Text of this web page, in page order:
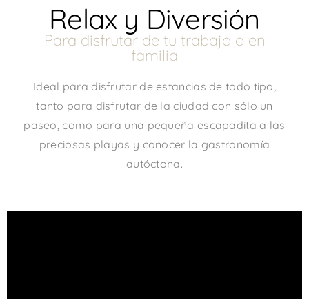
Relax y Diversión
Para disfrutar de tu trabajo o en
familia
Ideal para disfrutar de estancias de todo tipo,
tanto para disfrutar de la ciudad con sólo un
paseo, como para una pequeña escapadita a las
preciosas playas y conocer la gastronomía
autóctona.